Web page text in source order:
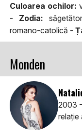
Culoarea ochilor:
- Zodia:
romano-catolică -
Monden
2003
relaţie